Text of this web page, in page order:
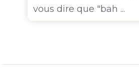
vous dire que "bah ...